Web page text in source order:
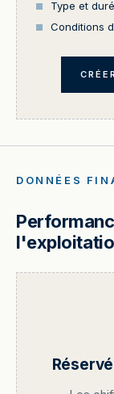
Type et
Conditions
DONNÉES